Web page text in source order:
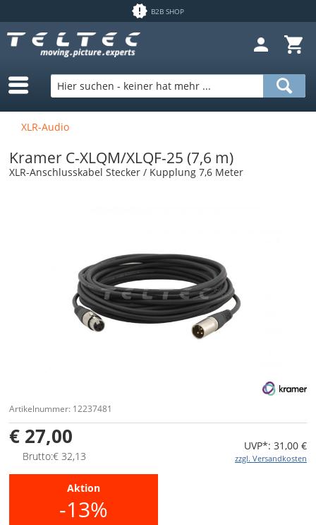
B2B SHOP
XLR-Audio
Kramer C-XLQM/XLQF-25 (7,6 m)
XLR-Anschlusskabel Stecker / Kupplung 7,6 Meter
Artikelnummer: 12237481
€ 27,00
Brutto:€ 32,13
UVP*: 31,00 €
zzgl. Versandkosten
Aktion
-13%